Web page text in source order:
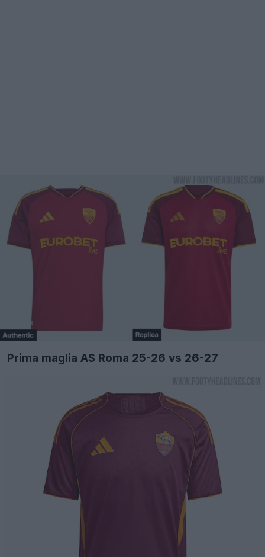
Prima maglia AS Roma 25-26 vs 26-27